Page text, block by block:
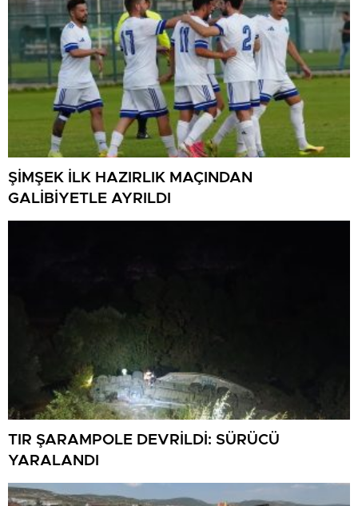
ŞİMŞEK İLK HAZIRLIK MAÇINDAN
GALİBİYETLE AYRILDI
TIR ŞARAMPOLE DEVRİLDİ: SÜRÜCÜ
YARALANDI